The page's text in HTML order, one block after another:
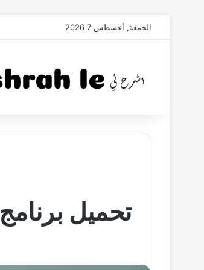
الجمعة, أغسطس 7 2026
تحميل برنامج jumpstart اخر اصدار برابط مباشر للكمبيوتر 2022